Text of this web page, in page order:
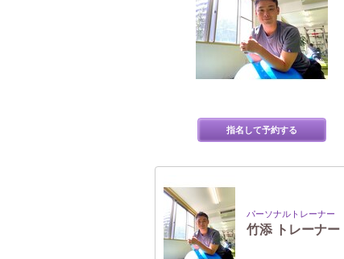
指名して予約する
パーソナルトレーナー
竹添 トレーナー